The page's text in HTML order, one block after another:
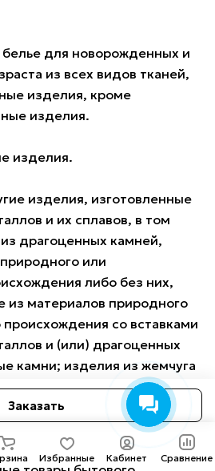
Заказать
белье для новорожденных и
из всех видов тканей,
изделия, кроме
изделия.
изделия.
изделия, изготовленные
и их сплавов, в том
драгоценных камней,
или
либо без них,
из материалов природного
происхождения со вставками
и (или) драгоценных
камни; изделия из жемчуга
Избранные Кабинет Сравнение